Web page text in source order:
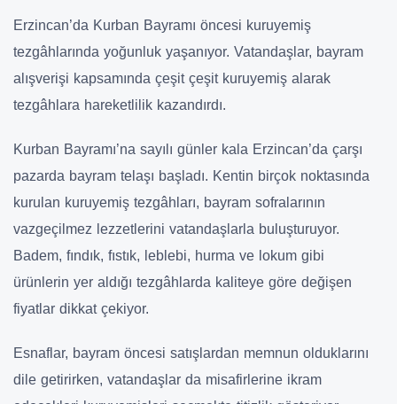
Erzincan’da Kurban Bayramı öncesi kuruyemiş
tezgâhlarında yoğunluk yaşanıyor. Vatandaşlar, bayram
alışverişi kapsamında çeşit çeşit kuruyemiş alarak
tezgâhlara hareketlilik kazandırdı.
Kurban Bayramı’na sayılı günler kala Erzincan’da çarşı
pazarda bayram telaşı başladı. Kentin birçok noktasında
kurulan kuruyemiş tezgâhları, bayram sofralarının
vazgeçilmez lezzetlerini vatandaşlarla buluşturuyor.
Badem, fındık, fıstık, leblebi, hurma ve lokum gibi
ürünlerin yer aldığı tezgâhlarda kaliteye göre değişen
fiyatlar dikkat çekiyor.
Esnaflar, bayram öncesi satışlardan memnun olduklarını
dile getirirken, vatandaşlar da misafirlerine ikram